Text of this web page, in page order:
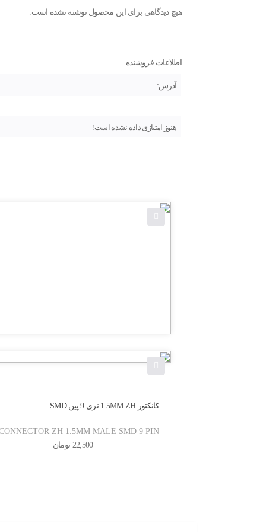
هیچ دیدگاهی برای این محصول نوشته نشده است.
اطلاعات فروشنده
آدرس:
هنوز امتیازی داده نشده است!
سوکت Box 2*8 (2/54mm) صاف
Box Straight 2*8 (2/54mm)
کانکتور 1.5MM ZH نری 9 پین SMD
ZH 1.5MM MALE SMD 9 PIN
22,500 تومان